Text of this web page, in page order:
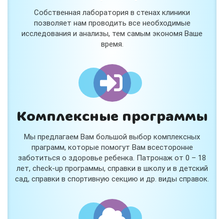
Собственная лаборатория в стенах клиники
позволяет нам проводить все необходимые
исследования и анализы, тем самым экономя Ваше
время.
Комплексные программы
Мы предлагаем Вам большой выбор комплексных
праграмм, которые помогут Вам всесторонне
заботиться о здоровье ребенка. Патронаж от 0 – 18
лет, check-up программы, справки в школу и в детский
сад, справки в спортивную секцию и др. виды справок.